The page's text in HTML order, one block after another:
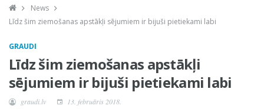
News
Līdz šim ziemošanas apstākļi sējumiem ir bijuši pietiekami labi
GRAUDI
Līdz šim ziemošanas apstākļi
sējumiem ir bijuši pietiekami labi
graudi.lv 13. februāris 2018.